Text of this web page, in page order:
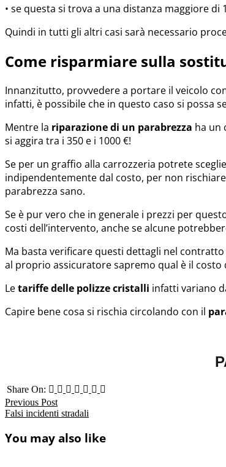
• se questa si trova a una distanza maggiore
Quindi in tutti gli altri casi sarà necessario
Come risparmiare sulla
Innanzitutto, provvedere a portare il veicolo
infatti, è possibile che in questo caso si possa
Mentre la riparazione di un parabrezza ha un
si aggira tra i 350 e i 1000 €!
Se per un graffio alla carrozzeria potrete
indipendentemente dal costo, per non
parabrezza sano.
Se è pur vero che in generale i prezzi per
costi dell’intervento, anche se alcune
Ma basta verificare questi dettagli nel
al proprio assicuratore sapremo qual è il
Letariffe delle polizze cristalli infatti variano
Capire bene cosa si rischia circolando con il
Share On:
Previous Post
Falsi incidenti stradali
You may also like